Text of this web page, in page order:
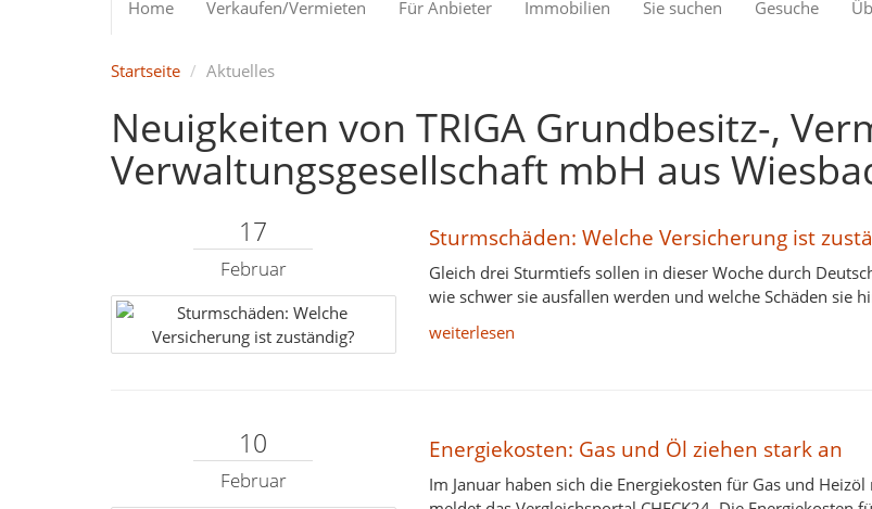
Home Verkaufen/Vermieten Für Anbieter Immobilien Sie suchen Gesuche
Startseite Aktuelles
Neuigkeiten von TRIGA Grundbesitz-,
Verwaltungsgesellschaft mbH aus
17
Februar
Sturmschäden: Welche Versicherung ist
Gleich drei Sturmtiefs sollen in dieser Woche durch
wie schwer sie ausfallen werden und welche Schäden sie
weiterlesen
10
Februar
Energiekosten: Gas und Öl ziehen stark an
Im Januar haben sich die Energiekosten für Gas und